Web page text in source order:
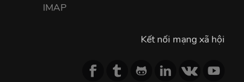
IMAP
Kết nối mạng xã hội